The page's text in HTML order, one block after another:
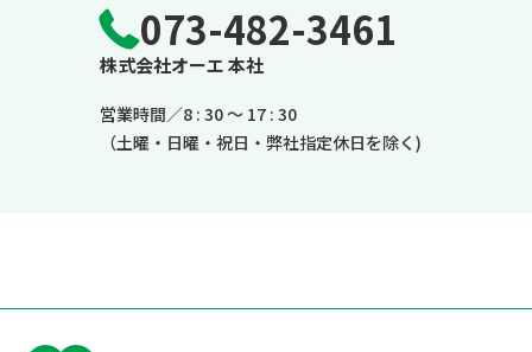
073-482-3461
株式会社オーエ 本社
営業時間／8 : 30 ～ 17 : 30
（土曜・日曜・祝日・弊社指定休日を除く)